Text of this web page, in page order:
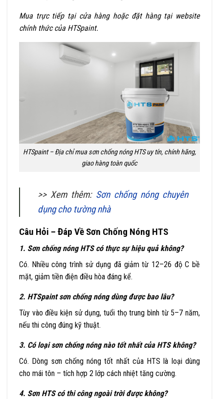
Mua trực tiếp tại cửa hàng hoặc đặt hàng tại website
chính thức của HTSpaint.
HTSpaint – Địa chỉ mua sơn chống nóng HTS uy tín, chính hãng,
giao hàng toàn quốc
>> Xem thêm: Sơn chống nóng chuyên
dụng cho tường nhà
Câu Hỏi – Đáp Về Sơn Chống Nóng HTS
1. Sơn chống nóng HTS có thực sự hiệu quả không?
Có. Nhiều công trình sử dụng đã giảm từ 12–26 độ C bề
mặt, giảm tiền điện điều hòa đáng kể.
2. HTSpaint sơn chống nóng dùng được bao lâu?
Tùy vào điều kiện sử dụng, tuổi thọ trung bình từ 5–7 năm,
nếu thi công đúng kỹ thuật.
3. Có loại sơn chống nóng nào tốt nhất của HTS không?
Có. Dòng sơn chống nóng tốt nhất của HTS là loại dùng
cho mái tôn – tích hợp 2 lớp cách nhiệt tăng cường.
4. Sơn HTS có thi công ngoài trời được không?